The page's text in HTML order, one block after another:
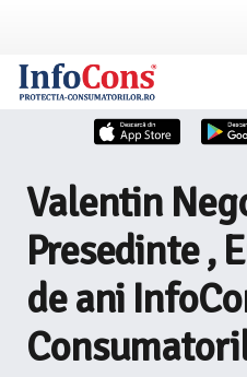
Valentin
Presedinte ,
de ani